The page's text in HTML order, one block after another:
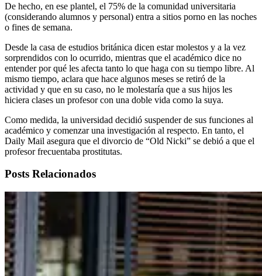
De hecho, en ese plantel, el 75% de la comunidad universitaria
(considerando alumnos y personal) entra a sitios porno en las noches
o fines de semana.
Desde la casa de estudios británica dicen estar molestos y a la vez
sorprendidos con lo ocurrido, mientras que el académico dice no
entender por qué les afecta tanto lo que haga con su tiempo libre. Al
mismo tiempo, aclara que hace algunos meses se retiró de la
actividad y que en su caso, no le molestaría que a sus hijos les
hiciera clases un profesor con una doble vida como la suya.
Como medida, la universidad decidió suspender de sus funciones al
académico y comenzar una investigación al respecto. En tanto, el
Daily Mail asegura que el divorcio de “Old Nicki” se debió a que el
profesor frecuentaba prostitutas.
Posts Relacionados